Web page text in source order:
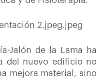
Jalón de la Lama ha
del nuevo edificio no
mejora material, sino